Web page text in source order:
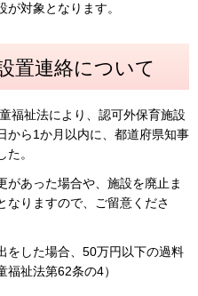
対象となります。
置連絡について
福祉法により、認可外保育施設
から1か月以内に、都道府県知事
。
があった場合や、施設を廃止ま
なりますので、ご留意くださ
をした場合、50万円以下の過料
祉法第62条の4）